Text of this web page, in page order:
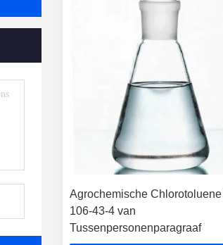
Agrochemische
106-43-4 van
Tussenpersonenparagraaf